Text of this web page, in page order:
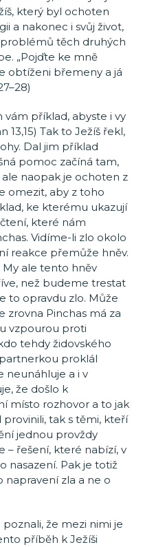
který byl ochoten
a nakonec i svůj život,
těch druhých
„Pojďte ke mně
obtíženi břemeny a já
vám příklad, abyste i vy
13,15) Tak to Ježíš řekl,
Dal jim příklad
pomoc začíná tam,
naopak je ochoten z
omezit, aby z toho
ke kterému ukazují
které nám
Vidíme-li zlo okolo
reakce přemůže hněv.
My ale tento hněv
než budeme trestat
to opravdu zlo. Může
zrovna Pinchas má za
vzpourou proti
tehdy židovského
proklál
neunáhluje a i v
že došlo k
místo rozhovor a to jak
tak s těmi, kteří
jednou provždy
– řešení, které nabízí, v
nasazení. Pak je totiž
napravení zla a ne o
že mezi nimi je
příběh k Ježíši